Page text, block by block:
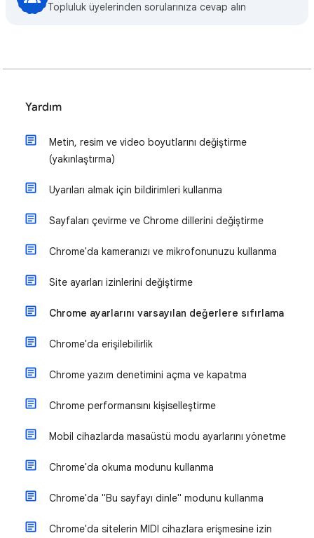
Topluluk üyelerinden sorularınıza cevap alın
Yardım
Metin, resim ve video boyutlarını değiştirme
(yakınlaştırma)
Uyarıları almak için bildirimleri kullanma
Sayfaları çevirme ve Chrome dillerini değiştirme
Chrome'da kameranızı ve mikrofonunuzu kullanma
Site ayarları izinlerini değiştirme
Chrome ayarlarını varsayılan değerlere sıfırlama
Chrome'da erişilebilirlik
Chrome yazım denetimini açma ve kapatma
Chrome performansını kişiselleştirme
Mobil cihazlarda masaüstü modu ayarlarını yönetme
Chrome'da okuma modunu kullanma
Chrome'da "Bu sayfayı dinle" modunu kullanma
Chrome'da sitelerin MIDI cihazlara erişmesine izin